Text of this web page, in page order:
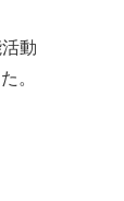
動
。